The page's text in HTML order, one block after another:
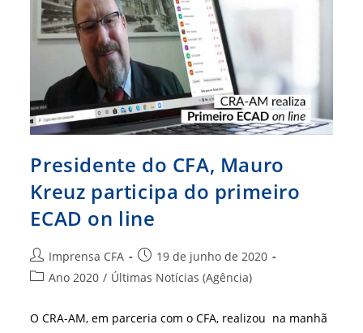
Presidente do CFA, Mauro
Kreuz participa do primeiro
ECAD on line
Autor
do
Imprensa CFA
Post
publicado:
19 de junho de 2020
Categoria
Ano 2020 / Últimas Notícias (Agência)
O CRA-AM, em parceria com o CFA, realizou na manhã